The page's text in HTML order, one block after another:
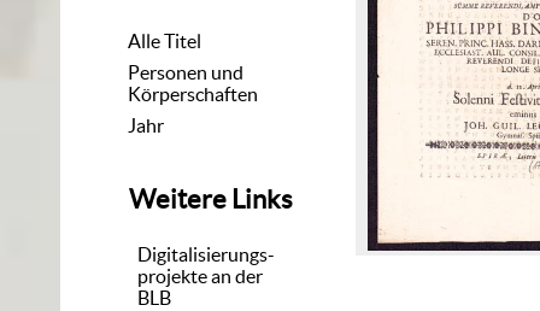
Alle Titel
Personen und
Körperschaften
Jahr
Weitere Links
Digitalisierungs-
projekte an der
BLB